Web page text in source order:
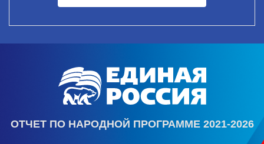
ОТЧЕТ ПО НАРОДНОЙ ПРОГРАММЕ 2021-2026